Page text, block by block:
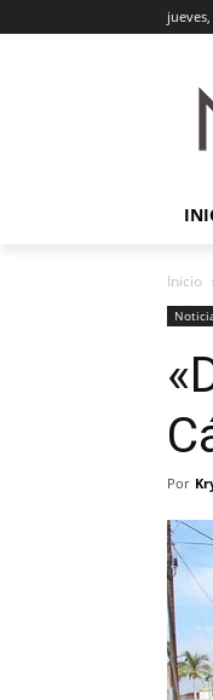
Inicio
Por